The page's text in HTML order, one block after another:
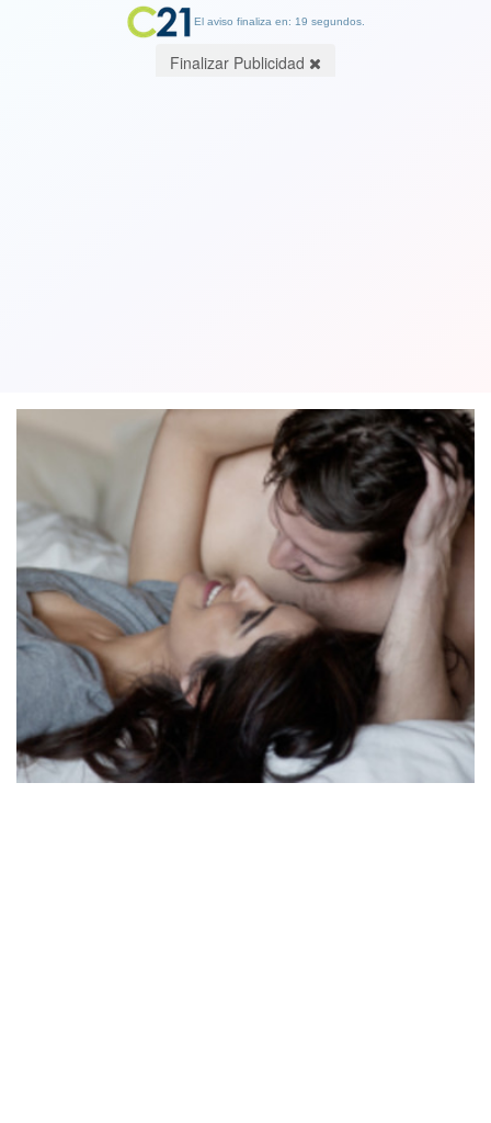
El aviso finaliza en: 19 segundos.
Finalizar Publicidad